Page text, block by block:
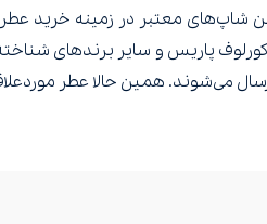
شاپ‌های معتبر در زمینه خرید
کورلوف پاریس و سایر برندهای
می‌شوند. همین حالا عطر